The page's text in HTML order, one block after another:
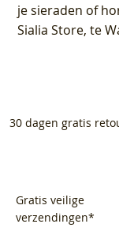
je sieraden of
Sialia Store, te
30 dagen gratis
Gratis veilige
verzendingen*